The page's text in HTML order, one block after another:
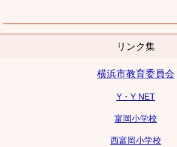
リンク集
横浜市教育委員会
Y・Y NET
富岡小学校
西富岡小学校